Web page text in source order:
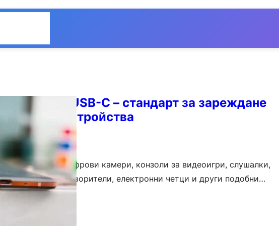
USB-C – стандарт за зареждане
устройства
таблети, цифрови камери, конзоли за видеоигри, слушалки,
високоговорители, електронни четци и други подобни
да разполагат с USB-C порт за зареждане от…